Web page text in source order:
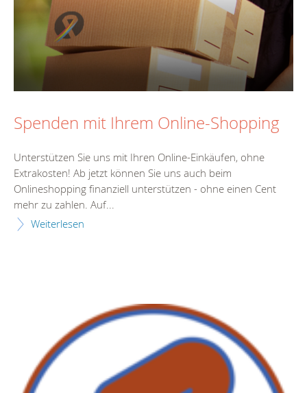
Spenden mit Ihrem Online-Shopping
Unterstützen Sie uns mit Ihren Online-Einkäufen, ohne
Extrakosten! Ab jetzt können Sie uns auch beim
Onlineshopping finanziell unterstützen - ohne einen Cent
mehr zu zahlen. Auf...
Weiterlesen